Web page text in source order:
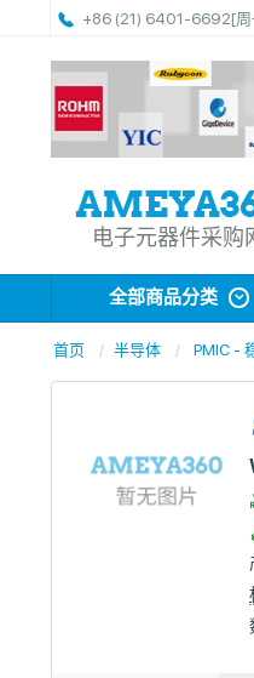
+86 (21) 6401-6692[
电子元器件采购
全部商品分类
首页 半导体 PMIC -